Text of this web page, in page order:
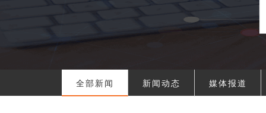
全部新闻 新闻动态 媒体报道